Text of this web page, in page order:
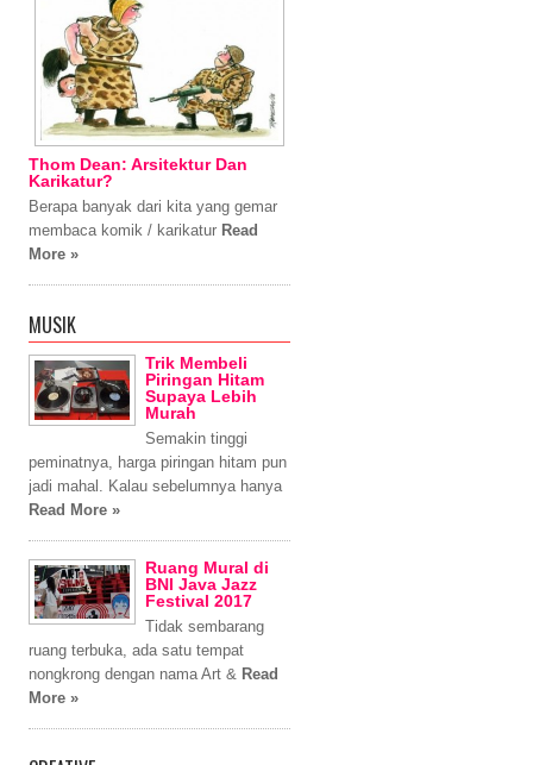
Thom Dean: Arsitektur Dan
Karikatur?
Berapa banyak dari kita yang gemar
membaca komik / karikatur Read
More »
MUSIK
Trik Membeli
Piringan Hitam
Supaya Lebih
Murah
Semakin tinggi
peminatnya, harga piringan hitam pun
jadi mahal. Kalau sebelumnya hanya
Read More »
Ruang Mural di
BNI Java Jazz
Festival 2017
Tidak sembarang
ruang terbuka, ada satu tempat
nongkrong dengan nama Art & Read
More »